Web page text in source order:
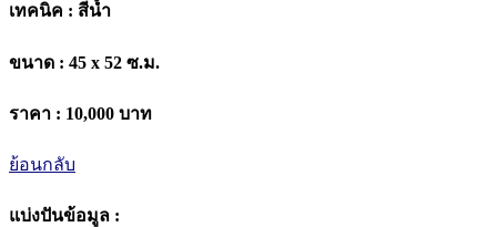
เทคนิค : สีน้ำ
ขนาด : 45 x 52 ซ.ม.
ราคา : 10,000 บาท
ย้อนกลับ
แบ่งปันข้อมูล :